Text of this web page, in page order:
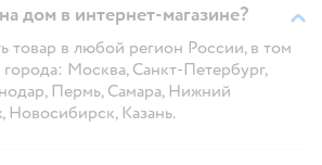
дом в интернет-магазине?
товар в любой регион России, в том
Москва, Санкт-Петербург,
Пермь, Самара, Нижний
Казань.